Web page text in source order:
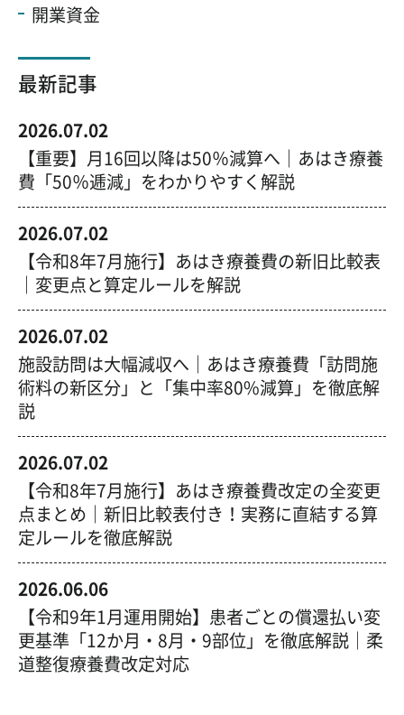
開業資金
最新記事
2026.07.02
【重要】月16回以降は50％減算へ｜あはき療養
費「50％逓減」をわかりやすく解説
2026.07.02
【令和8年7月施行】あはき療養費の新旧比較表
｜変更点と算定ルールを解説
2026.07.02
施設訪問は大幅減収へ｜あはき療養費「訪問施
術料の新区分」と「集中率80%減算」を徹底解
説
2026.07.02
【令和8年7月施行】あはき療養費改定の全変更
点まとめ｜新旧比較表付き！実務に直結する算
定ルールを徹底解説
2026.06.06
【令和9年1月運用開始】患者ごとの償還払い変
更基準「12か月・8月・9部位」を徹底解説｜柔
道整復療養費改定対応